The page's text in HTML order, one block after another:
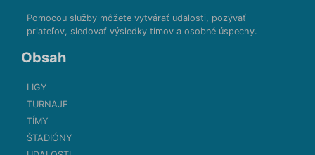
Pomocou služby môžete vytvárať udalosti, pozývať
priateľov, sledovať výsledky tímov a osobné úspechy.
Obsah
LIGY
TURNAJE
TÍMY
ŠTADIÓNY